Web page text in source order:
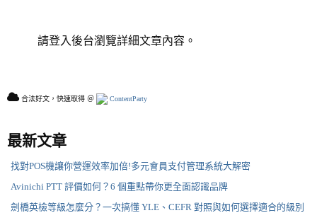
請登入後台瀏覽詳細文章內容。
合法好文，快速取得 ＠ ContentParty
最新文章
找對POS機讓你營運效率加倍!多元會員支付管理系統大解密
Avinichi PTT 評價如何？6 個重點帶你更全面認識品牌
劍橋英檢等級怎麼分？一次搞懂 YLE、CEFR 對照與如何選擇適合的級別